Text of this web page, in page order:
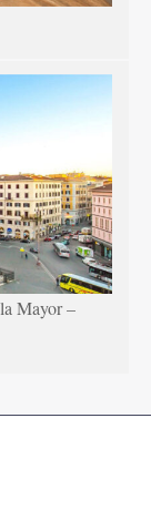
Mayor –